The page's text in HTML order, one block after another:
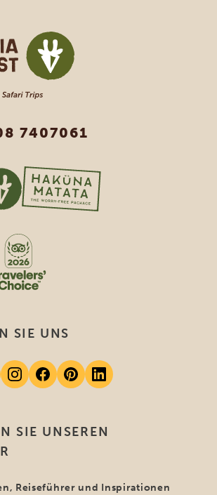
7407061
SIE UNSEREN
Reiseführer und Inspirationen
SIE UNS